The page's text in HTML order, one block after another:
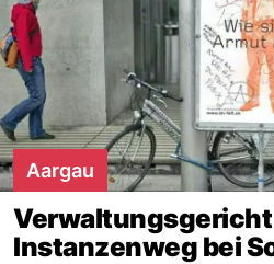
Aargau
Instanzenweg bei